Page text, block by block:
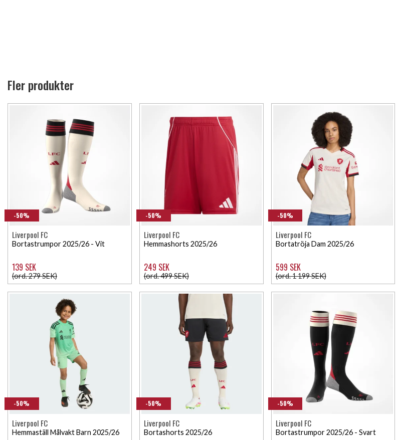
Fler produkter
-50%
Liverpool FC
Bortastrumpor 2025/26 - Vit
139 SEK
(ord. 279 SEK)
-50%
Liverpool FC
Hemmashorts 2025/26
249 SEK
(ord. 499 SEK)
-50%
Liverpool FC
Bortatröja Dam 2025/26
599 SEK
(ord. 1 199 SEK)
-50%
Liverpool FC
Hemmaställ Målvakt Barn 2025/26
-50%
Liverpool FC
Bortashorts 2025/26
-50%
Liverpool FC
Bortastrumpor 2025/26 - Svart